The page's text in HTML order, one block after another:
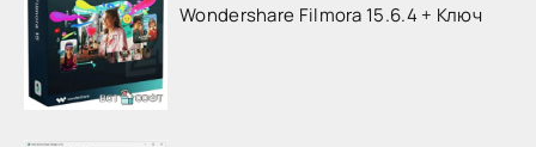
Wondershare Filmora 15.6.4 + Ключ